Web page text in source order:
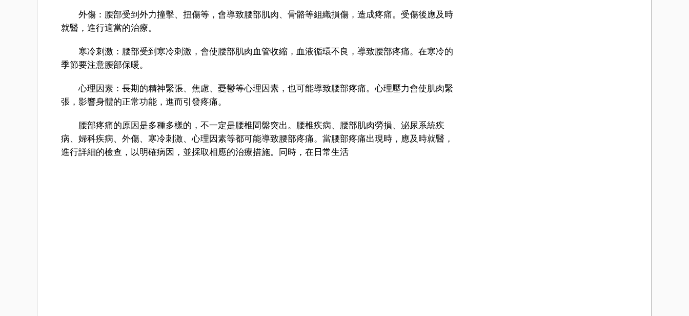
外傷：腰部受到外力撞擊、扭傷等，會導致腰部肌肉、骨骼等組織損傷，造成疼痛。受傷後應及時
就醫，進行適當的治療。
寒冷刺激：腰部受到寒冷刺激，會使腰部肌肉血管收縮，血液循環不良，導致腰部疼痛。在寒冷的
季節要注意腰部保暖。
心理因素：長期的精神緊張、焦慮、憂鬱等心理因素，也可能導致腰部疼痛。心理壓力會使肌肉緊
張，影響身體的正常功能，進而引發疼痛。
腰部疼痛的原因是多種多樣的，不一定是腰椎間盤突出。腰椎疾病、腰部肌肉勞損、泌尿系統疾
病、婦科疾病、外傷、寒冷刺激、心理因素等都可能導致腰部疼痛。當腰部疼痛出現時，應及時就醫，
進行詳細的檢查，以明確病因，並採取相應的治療措施。同時，在日常生活